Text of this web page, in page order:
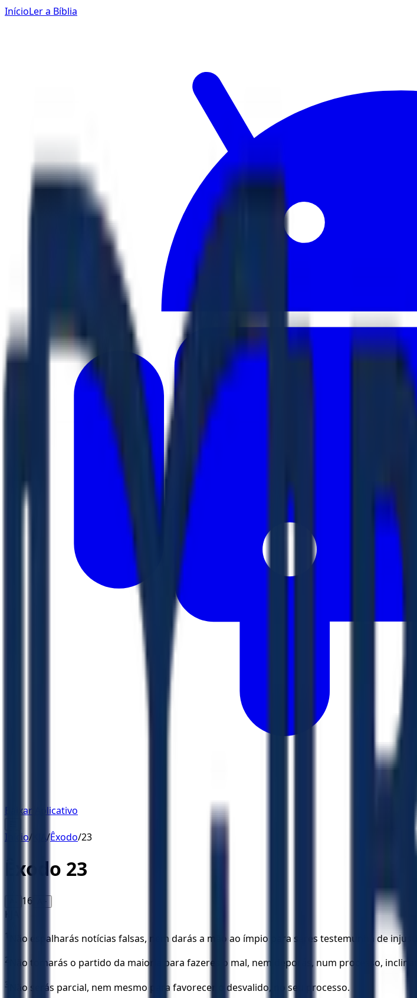
InícioLer a Bíblia
Baixar Aplicativo
Início/ KJA/Êxodo/23
Êxodo 23
16 A+
KJA
1 Não espalharás notícias falsas, nem darás a mão ao ímpio para seres testemunha de
2 Não tomarás o partido da maioria para fazeres o mal, nem deporás, num processo,
3 Não serás parcial, nem mesmo para favorecer o desvalido, no seu processo.